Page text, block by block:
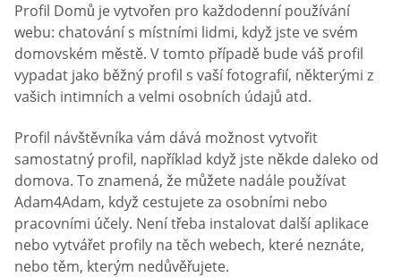
Profil Domů je vytvořen pro každodenní používání
webu: chatování s místními lidmi, když jste ve svém
domovském městě. V tomto případě bude váš profil
vypadat jako běžný profil s vaší fotografií, některými z
vašich intimních a velmi osobních údajů atd.
Profil návštěvníka vám dává možnost vytvořit
samostatný profil, například když jste někde daleko od
domova. To znamená, že můžete nadále používat
Adam4Adam, když cestujete za osobními nebo
pracovními účely. Není třeba instalovat další aplikace
nebo vytvářet profily na těch webech, které neznáte,
nebo těm, kterým nedůvěřujete.